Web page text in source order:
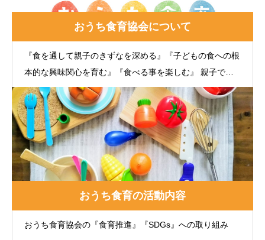
おうち食育協会について
『食を通して親子のきずなを深める』『子どもの食への根
本的な興味関心を育む』『食べる事を楽しむ』 親子で楽
しく簡単に取り組めて日常の中で自然に食とふれあう機会
を増やす『おうち食育』を伝える
おうち食育の活動内容
おうち食育協会の『食育推進』『SDGs』への取り組み